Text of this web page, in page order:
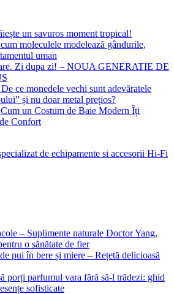
un savuros moment tropical!
moleculele modelează gândurile,
uman
Zi dupa zi! – NOUA GENERATIE DE
ce monedele vechi sunt adevăratele
și nu doar metal prețios?
un Costum de Baie Modern Îți
Confort
– Suplimente naturale Doctor Yang,
o sănătate de fier
pui în bere și miere – Rețetă delicioasă
porți parfumul vara fără să-l trădezi: ghid
sofisticate